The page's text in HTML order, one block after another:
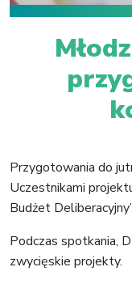
Przygotowania do
Uczestnikami
Budżet
Podczas spotkania,
zwycięskie projekty.